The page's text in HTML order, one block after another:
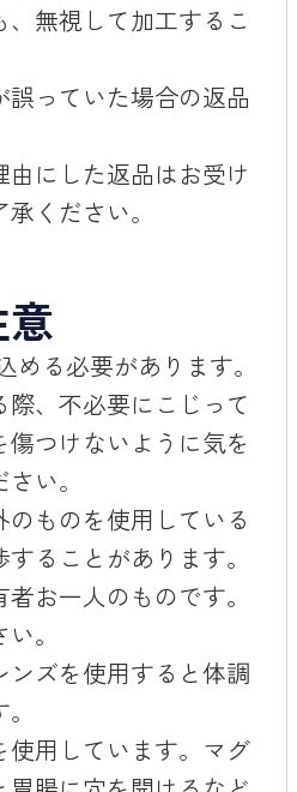
、無視して加工するこ
っていた場合の返品
にした返品はお受け
ください。
る必要があります。
、不必要にこじって
つけないように気を
い。
ものを使用している
ることがあります。
お一人のものです。
。
ズを使用すると体調
使用しています。マグ